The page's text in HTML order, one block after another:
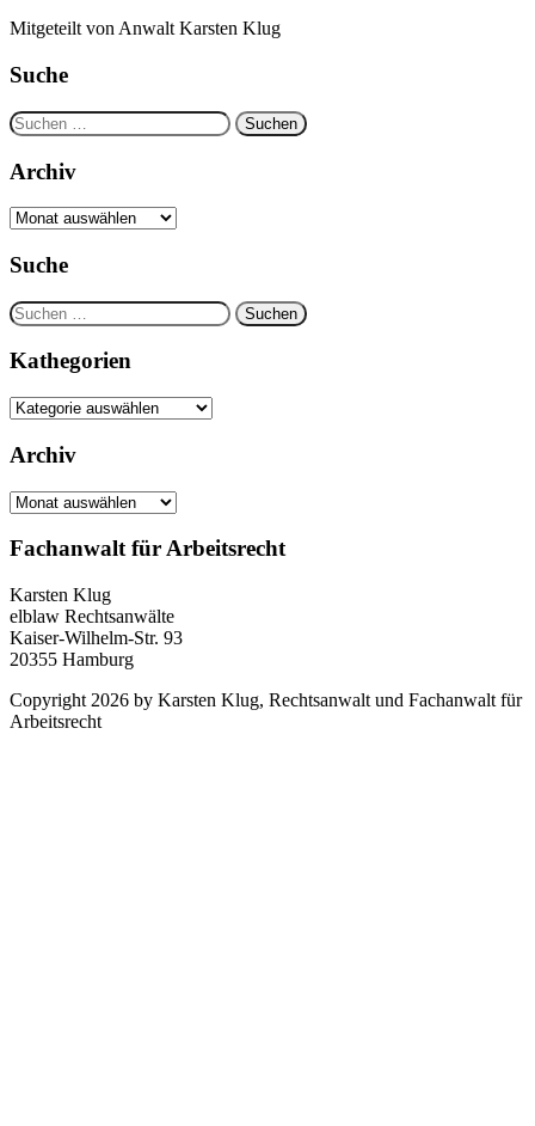
Mitgeteilt von Anwalt Karsten Klug
Suche
Suchen
nach:
Archiv
Archiv
Suche
Suchen
nach:
Kathegorien
Kathegorien
Archiv
Archiv
Fachanwalt für Arbeitsrecht
Karsten Klug
elblaw Rechtsanwälte
Kaiser-Wilhelm-Str. 93
20355 Hamburg
Copyright 2026 by Karsten Klug, Rechtsanwalt und Fachanwalt für
Arbeitsrecht